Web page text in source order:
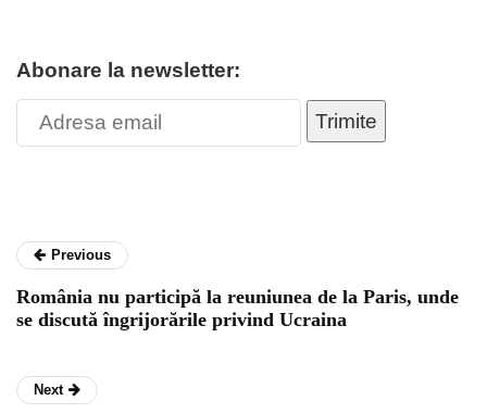
Abonare la newsletter:
Trimite
Previous
România nu participă la reuniunea de la Paris, unde
se discută îngrijorările privind Ucraina
Next